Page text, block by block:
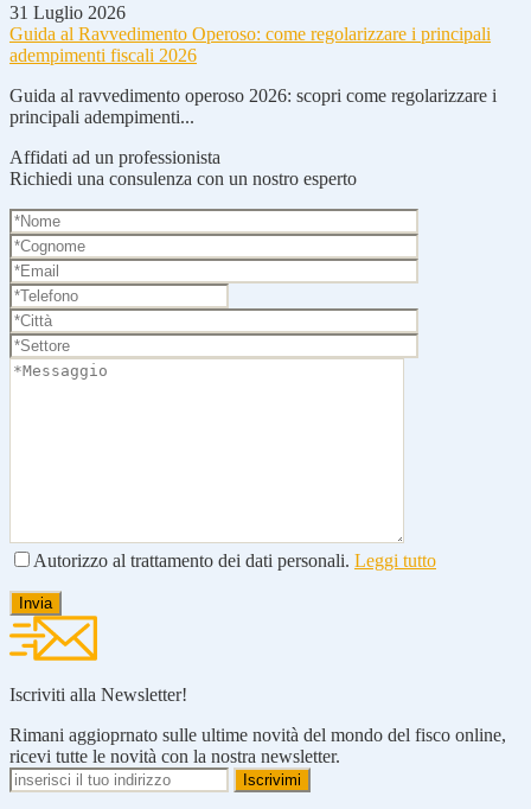
31 Luglio 2026
Guida al Ravvedimento Operoso: come regolarizzare i principali
adempimenti fiscali 2026
Guida al ravvedimento operoso 2026: scopri come regolarizzare i
principali adempimenti...
Affidati ad un professionista
Richiedi una consulenza con un nostro esperto
Autorizzo al trattamento dei dati personali. Leggi tutto
Iscriviti alla Newsletter!
Rimani aggioprnato sulle ultime novità del mondo del fisco online,
ricevi tutte le novità con la nostra newsletter.